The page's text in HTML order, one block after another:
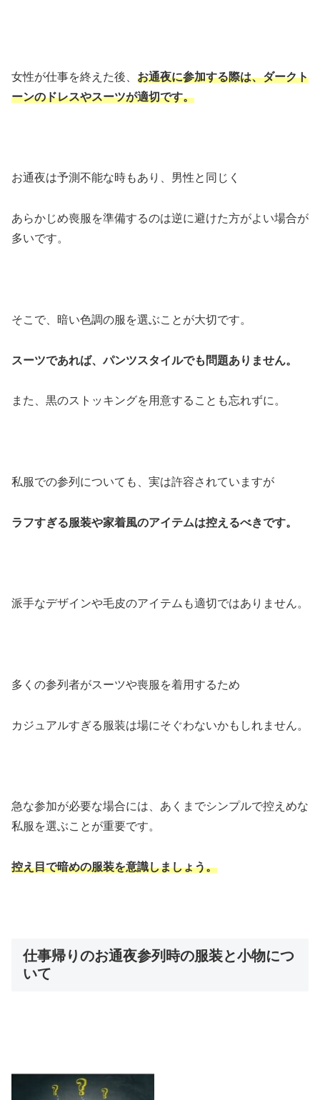
女性が仕事を終えた後、 お通夜に参加する際は、ダークト
ーンのドレスやスーツが適切です。
お通夜は予測不能な時もあり、男性と同じく
あらかじめ喪服を準備するのは逆に避けた方がよい場合が
多いです。
そこで、暗い色調の服を選ぶことが大切です。
スーツであれば、パンツスタイルでも問題ありません。
また、黒のストッキングを用意することも忘れずに。
私服での参列についても、実は許容されていますが
ラフすぎる服装や家着風のアイテムは控えるべきです。
派手なデザインや毛皮のアイテムも適切ではありません。
多くの参列者がスーツや喪服を着用するため
カジュアルすぎる服装は場にそぐわないかもしれません。
急な参加が必要な場合には、あくまでシンプルで控えめな
私服を選ぶことが重要です。
控え目で暗めの服装を意識しましょう。
仕事帰りのお通夜参列時の服装と小物につ
いて